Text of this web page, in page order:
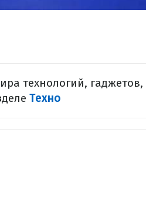
технологий, гаджетов,
Техно